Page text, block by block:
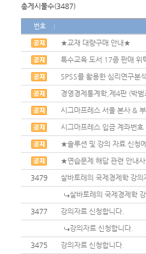
총게시물수(3487)
번호
★교재 대량구매 안내★
특수교육 도서 17종 판매 위
SPSS를 활용한 심리연구분
경영경제통계학,제4판 (박
시그마프레스 서울 본사 &
시그마프레스 입금 계좌번호
★솔루션 및 강의 자료 신청
★연습문제 해답 관련 안내
3479
살바토레의 국제경제학 강의
살바토레의 국제경제학
3477
강의자료 신청합니다.
강의자료 신청합니다.
3475
강의자료 신청합니다.